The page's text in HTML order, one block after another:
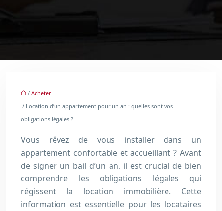
/ Acheter
/ Location d’un appartement pour un an : quelles sont vos
obligations légales ?
Vous rêvez de vous installer dans un
appartement confortable et accueillant ? Avant
de signer un bail d’un an, il est crucial de bien
comprendre les obligations légales qui
régissent la location immobilière. Cette
information est essentielle pour les locataires